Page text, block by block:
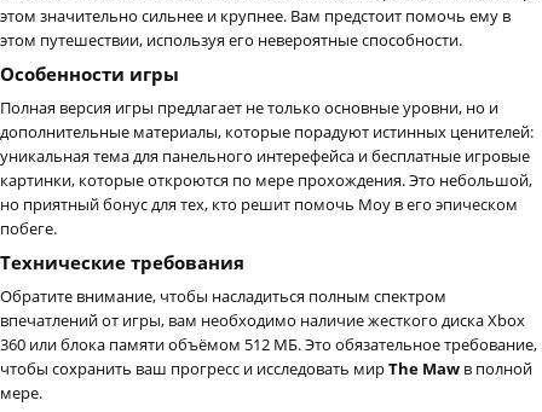
этом значительно сильнее и крупнее. Вам предстоит помочь ему в
этом путешествии, используя его невероятные способности.
Особенности игры
Полная версия игры предлагает не только основные уровни, но и
дополнительные материалы, которые порадуют истинных ценителей:
уникальная тема для панельного интерефейса и бесплатные игровые
картинки, которые откроются по мере прохождения. Это небольшой,
но приятный бонус для тех, кто решит помочь Моу в его эпическом
побеге.
Технические требования
Обратите внимание, чтобы насладиться полным спектром
впечатлений от игры, вам необходимо наличие жесткого диска Xbox
360 или блока памяти объёмом 512 МБ. Это обязательное требование,
чтобы сохранить ваш прогресс и исследовать мирThe Maw в полной
мере.